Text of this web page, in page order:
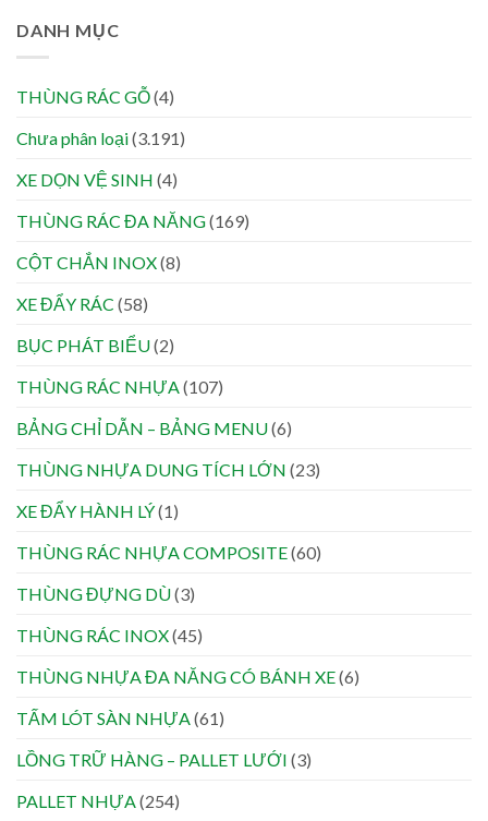
DANH MỤC
THÙNG RÁC GỖ(4)
Chưa phân loại(3.191)
XE DỌN VỆ SINH (4)
THÙNG RÁC ĐA NĂNG(169)
CỘT CHẮN INOX(8)
XE ĐẨY RÁC (58)
BỤC PHÁT BIỂU(2)
THÙNG RÁC NHỰA(107)
BẢNG CHỈ DẪN – BẢNG MENU(6)
THÙNG NHỰA DUNG TÍCH LỚN (23)
XE ĐẨY HÀNH LÝ(1)
THÙNG RÁC NHỰA COMPOSITE(60)
THÙNG ĐỰNG DÙ(3)
THÙNG RÁC INOX(45)
THÙNG NHỰA ĐA NĂNG CÓ BÁNH XE(6)
TẤM LÓT SÀN NHỰA(61)
LỒNG TRỮ HÀNG – PALLET LƯỚI (3)
PALLET NHỰA(254)